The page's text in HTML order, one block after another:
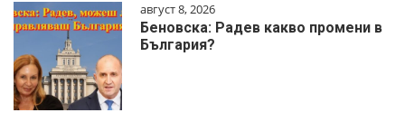
август 8, 2026
Беновска: Радев какво промени в
България?